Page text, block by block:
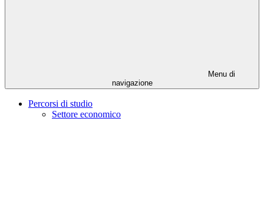
Menu di
navigazione
Percorsi di studio
Settore economico